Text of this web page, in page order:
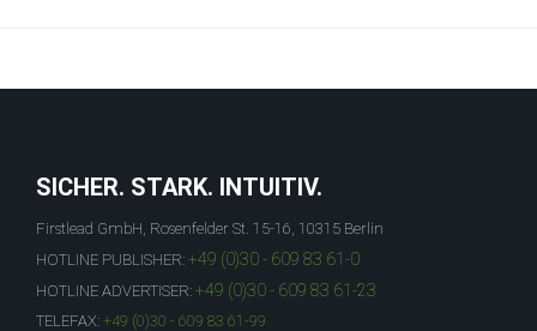
SICHER. STARK. INTUITIV.
Firstlead GmbH, Rosenfelder St. 15-16, 10315 Berlin
HOTLINE PUBLISHER: +49 (0)30 - 609 83 61-0
HOTLINE ADVERTISER: +49 (0)30 - 609 83 61-23
TELEFAX: +49 (0)30 - 609 83 61-99